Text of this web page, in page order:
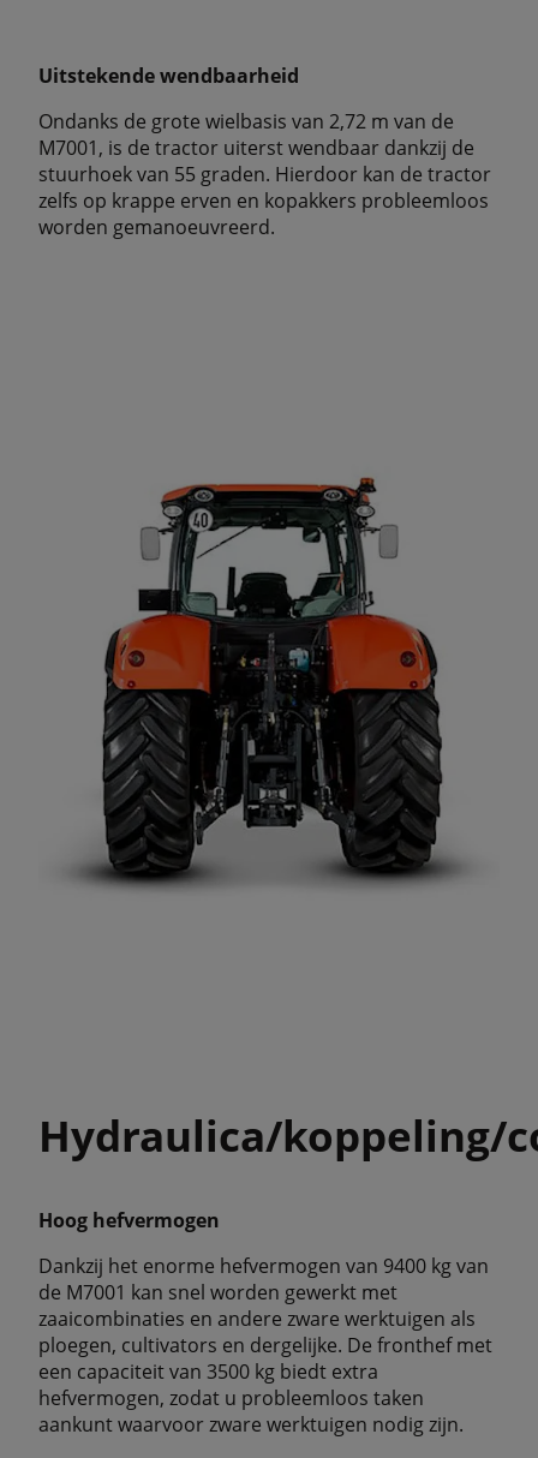
Uitstekende wendbaarheid
Ondanks de grote wielbasis van 2,72 m van de
M7001, is de tractor uiterst wendbaar dankzij de
stuurhoek van 55 graden. Hierdoor kan de tractor
zelfs op krappe erven en kopakkers probleemloos
worden gemanoeuvreerd.
Hydraulica/koppeling/
Hoog hefvermogen
Dankzij het enorme hefvermogen van 9400 kg van
de M7001 kan snel worden gewerkt met
zaaicombinaties en andere zware werktuigen als
ploegen, cultivators en dergelijke. De fronthef met
een capaciteit van 3500 kg biedt extra
hefvermogen, zodat u probleemloos taken
aankunt waarvoor zware werktuigen nodig zijn.